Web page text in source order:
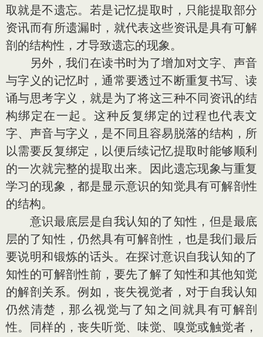
取就是不遗忘。若是记忆提取时，只能提取部分
资讯而有所遗漏时，就代表这些资讯是具有可解
剖的结构性，才导致遗忘的现象。
另外，我们在读书时为了增加对文字、声音
与字义的记忆时，通常要透过不断重复书写、读
诵与思考字义，就是为了将这三种不同资讯的结
构绑定在一起。这种反复绑定的过程也代表文
字、声音与字义，是不同且容易脱落的结构，所
以需要反复绑定，以便后续记忆提取时能够顺利
的一次就完整的提取出来。因此遗忘现象与重复
学习的现象，都是显示意识的知觉具有可解剖性
的结构。
意识最底层是自我认知的了知性，但是最底
层的了知性，仍然具有可解剖性，也是我们最后
要说明和锻炼的话头。在探讨意识自我认知的了
知性的可解剖性前，要先了解了知性和其他知觉
的解剖关系。例如，丧失视觉者，对于自我认知
仍然清楚，那么视觉与了知之间就具有可解剖
性。同样的，丧失听觉、味觉、嗅觉或触觉者，